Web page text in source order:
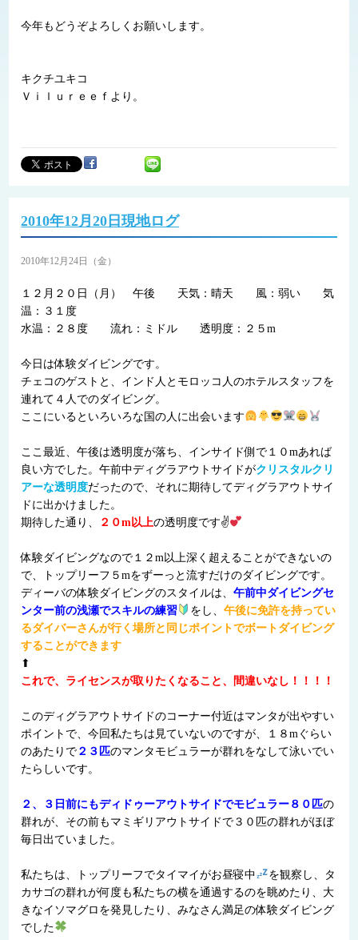
今年もどうぞよろしくお願いします。
キクチユキコ
Ｖｉｌｕｒｅｅｆより。
2010年12月20日現地ログ
2010年12月24日（金）
１２月２０日（月） 午後 天気：晴天 風：弱い 気
温：３１度
水温：２８度 流れ：ミドル 透明度：２５m
今日は体験ダイビングです。
チェコのゲストと、インド人とモロッコ人のホテルスタッフを
連れて４人でのダイビング。
ここにいるといろいろな国の人に出会います
ここ最近、午後は透明度が落ち、インサイド側で１０mあれば
良い方でした。午前中ディグラアウトサイドがクリスタルクリ
アーな透明度だったので、それに期待してディグラアウトサイ
ドに出かけました。
期待した通り、
２０m以上の透明度です✌
体験ダイビングなので１２m以上深く超えることができないの
で、トップリーフ５mをずーっと流すだけのダイビングです。
ディーバの体験ダイビングのスタイルは、午前中ダイビングセ
ンター前の浅瀬でスキルの練習
をし、午後に免許を持ってい
るダイバーさんが行く場所と同じポイントでボートダイビング
することができます
⬆
これで、ライセンスが取りたくなること、間違いなし！！！！
このディグラアウトサイドのコーナー付近はマンタが出やすい
ポイントで、今回私たちは見ていないのですが、１８mぐらい
のあたりで ２３匹のマンタモビュラーが群れをなして泳いでい
たらしいです。
２、３日前にもディドゥーアウトサイドでモビュラー８０匹の
群れが、その前もマミギリアウトサイドで３０匹の群れがほぼ
毎日出ていました。
私たちは、トップリーフでタイマイがお昼寝中
を観察し、タ
カサゴの群れが何度も私たちの横を通過するのを眺めたり、大
きなイソマグロを発見したり、みなさん満足の体験ダイビング
でした